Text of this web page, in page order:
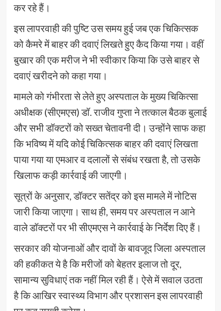
कर रहे हैं।
इस लापरवाही की पुष्टि उस समय हुई जब एक चिकित्सक
को कैमरे में बाहर की दवाएं लिखते हुए कैद किया गया। वहीं
बुखार की एक मरीज ने भी स्वीकार किया कि उसे बाहर से
दवाएं खरीदने को कहा गया।
मामले को गंभीरता से लेते हुए अस्पताल के मुख्य चिकित्सा
अधीक्षक (सीएमएस) डॉ. राजीव गुप्ता ने तत्काल बैठक बुलाई
और सभी डॉक्टरों को सख्त चेतावनी दी। उन्होंने साफ कहा
कि भविष्य में यदि कोई चिकित्सक बाहर की दवाएं लिखता
पाया गया या एमआर व दलालों से संबंध रखता है, तो उसके
खिलाफ कड़ी कार्रवाई की जाएगी।
सूत्रों के अनुसार, डॉक्टर सतेंद्र को इस मामले में नोटिस
जारी किया जाएगा। साथ ही, समय पर अस्पताल न आने
वाले डॉक्टरों पर भी सीएमएस ने कार्रवाई के निर्देश दिए हैं।
सरकार की योजनाओं और दावों के बावजूद जिला अस्पताल
की हकीकत ये है कि मरीजों को बेहतर इलाज तो दूर,
सामान्य सुविधाएं तक नहीं मिल रही हैं। ऐसे में सवाल उठता
है कि आखिर स्वास्थ्य विभाग और प्रशासन इस लापरवाही